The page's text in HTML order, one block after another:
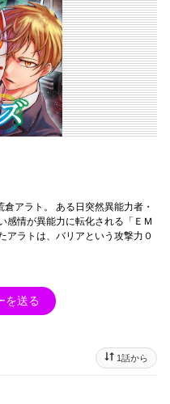
アラト。 ある日突然異能力者・
感情が異能力に転化される「ＥＭ
アラトは、バリアという攻撃力０
を送る
1話から